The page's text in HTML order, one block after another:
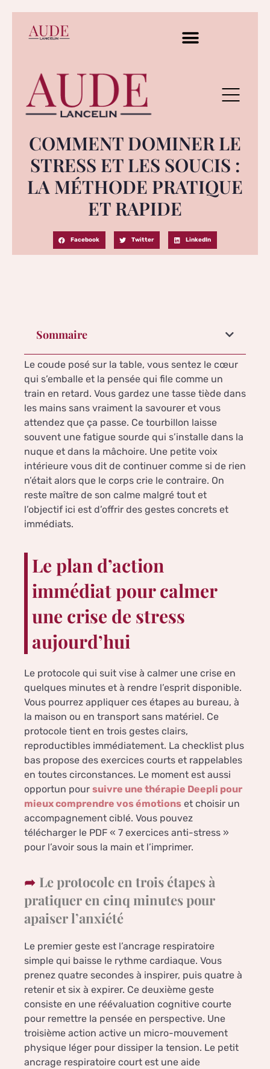
COMMENT DOMINER LE
STRESS ET LES SOUCIS :
LA MÉTHODE PRATIQUE
ET RAPIDE
Facebook Twitter LinkedIn
Sommaire
Le coude posé sur la table, vous sentez le cœur
qui s’emballe et la pensée qui file comme un
train en retard. Vous gardez une tasse tiède dans
les mains sans vraiment la savourer et vous
attendez que ça passe. Ce tourbillon laisse
souvent une fatigue sourde qui s’installe dans la
nuque et dans la mâchoire. Une petite voix
intérieure vous dit de continuer comme si de rien
n’était alors que le corps crie le contraire. On
reste maître de son calme malgré tout et
l’objectif ici est d’offrir des gestes concrets et
immédiats.
Le plan d’action
immédiat pour calmer
une crise de stress
aujourd’hui
Le protocole qui suit vise à calmer une crise en
quelques minutes et à rendre l’esprit disponible.
Vous pourrez appliquer ces étapes au bureau, à
la maison ou en transport sans matériel. Ce
protocole tient en trois gestes clairs,
reproductibles immédiatement. La checklist plus
bas propose des exercices courts et rappelables
en toutes circonstances. Le moment est aussi
opportun pour suivre une thérapie Deepli pour
mieux comprendre vos émotions et choisir un
accompagnement ciblé. Vous pouvez
télécharger le PDF « 7 exercices anti-stress »
pour l’avoir sous la main et l’imprimer.
Le protocole en trois étapes à
pratiquer en cinq minutes pour
apaiser l’anxiété
Le premier geste est l’ancrage respiratoire
simple qui baisse le rythme cardiaque. Vous
prenez quatre secondes à inspirer, puis quatre à
retenir et six à expirer. Ce deuxième geste
consiste en une réévaluation cognitive courte
pour remettre la pensée en perspective. Une
troisième action active un micro-mouvement
physique léger pour dissiper la tension. Le petit
ancrage respiratoire court est une aide